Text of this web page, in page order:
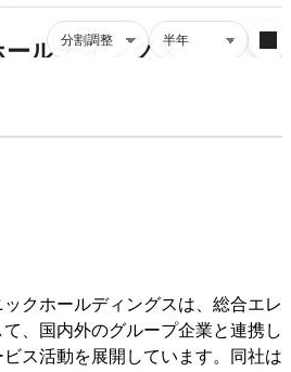
員にご登録いただくと、
にアクセスできます。
ックホールディングスは、総合エレ
て、国内外のグループ企業と連携し
ビス活動を展開しています。同社は